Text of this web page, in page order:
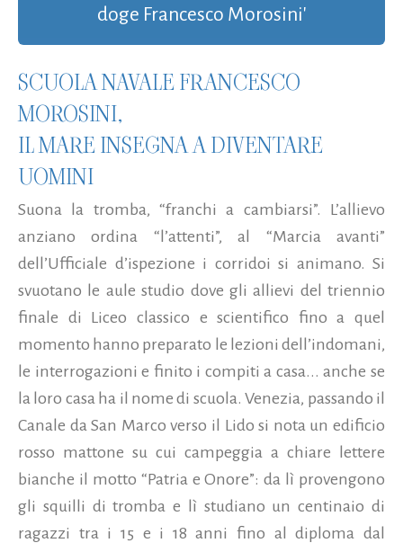
doge Francesco Morosini'
SCUOLA NAVALE FRANCESCO
MOROSINI,
IL MARE INSEGNA A DIVENTARE
UOMINI
Suona la tromba, “franchi a cambiarsi”. L’allievo
anziano ordina “l’attenti”, al “Marcia avanti”
dell’Ufficiale d’ispezione i corridoi si animano. Si
svuotano le aule studio dove gli allievi del triennio
finale di Liceo classico e scientifico fino a quel
momento hanno preparato le lezioni dell’indomani,
le interrogazioni e finito i compiti a casa... anche se
la loro casa ha il nome di scuola. Venezia, passando il
Canale da San Marco verso il Lido si nota un edificio
rosso mattone su cui campeggia a chiare lettere
bianche il motto “Patria e Onore”: da lì provengono
gli squilli di tromba e lì studiano un centinaio di
ragazzi tra i 15 e i 18 anni fino al diploma dal